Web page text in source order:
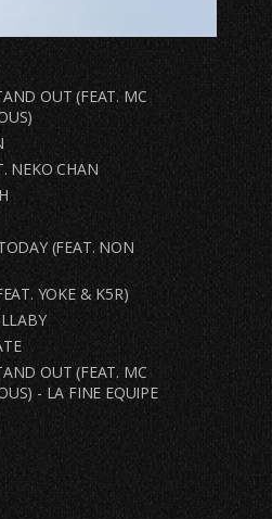
OUT (FEAT. MC
NEKO CHAN
(FEAT. NON
YOKE & K5R)
OUT (FEAT. MC
- LA FINE EQUIPE